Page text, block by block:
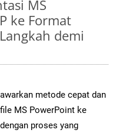
MS
ke Format
demi
metode cepat dan
MS PowerPoint ke
proses yang